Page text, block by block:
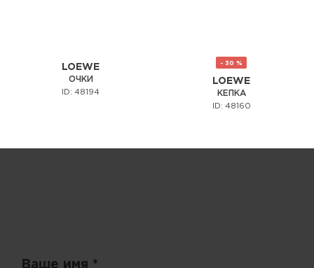
LOEWE
ОЧКИ
ID: 48194
- 30 %
LOEWE
КЕПКА
ID: 48160
Ваше имя *